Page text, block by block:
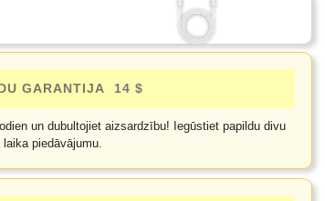
GARANTIJA 14 $
un dubultojiet aizsardzību! Iegūstiet papildu divu
piedāvājumu.